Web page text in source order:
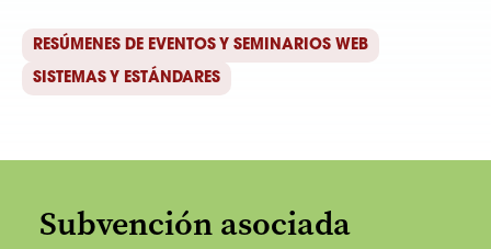
RESÚMENES DE EVENTOS Y SEMINARIOS WEB
SISTEMAS Y ESTÁNDARES
Subvención asociada